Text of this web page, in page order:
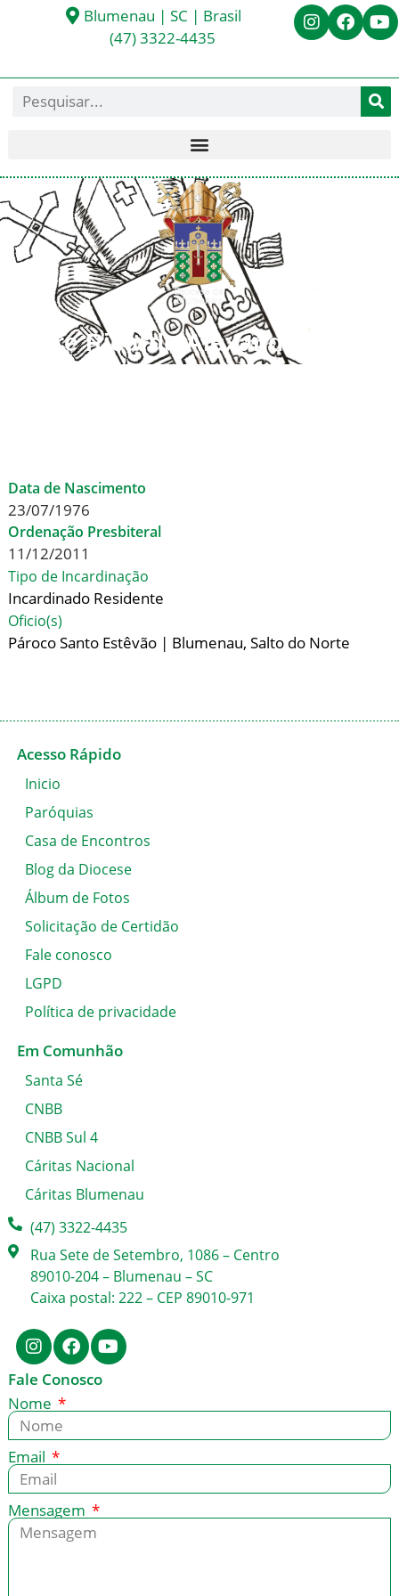
Blumenau | SC | Brasil
(47) 3322-4435
Padre Ricardo Alexandre
Data de Nascimento
23/07/1976
Ordenação Presbiteral
11/12/2011
Tipo de Incardinação
Incardinado Residente
Oficio(s)
Pároco Santo Estêvão | Blumenau, Salto do Norte
Acesso Rápido
Inicio
Paróquias
Casa de Encontros
Blog da Diocese
Álbum de Fotos
Solicitação de Certidão
Fale conosco
LGPD
Política de privacidade
Em Comunhão
Santa Sé
CNBB
CNBB Sul 4
Cáritas Nacional
Cáritas Blumenau
(47) 3322-4435
Rua Sete de Setembro, 1086 – Centro
89010-204 – Blumenau – SC
Caixa postal: 222 – CEP 89010-971
Fale Conosco
Nome
Email
Mensagem